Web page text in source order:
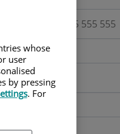
whose
user
by pressing
. For